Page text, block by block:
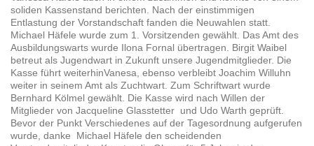
soliden Kassenstand berichten. Nach der einstimmigen
Entlastung der Vorstandschaft fanden die Neuwahlen statt.
Michael Häfele wurde zum 1. Vorsitzenden gewählt. Das Amt des
Ausbildungswarts wurde Ilona Fornal übertragen. Birgit Waibel
betreut als Jugendwart in Zukunft unsere Jugendmitglieder. Die
Kasse führt weiterhinVanesa, ebenso verbleibt Joachim Willuhn
weiter in seinem Amt als Zuchtwart. Zum Schriftwart wurde
Bernhard Kölmel gewählt. Die Kasse wird nach Willen der
Mitglieder von Jacqueline Glasstetter und Udo Warth geprüft.
Bevor der Punkt Verschiedenes auf der Tagesordnung aufgerufen
wurde, danke Michael Häfele den scheidenden